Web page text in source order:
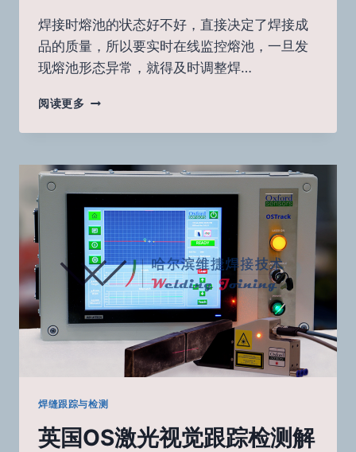
焊接时熔池的状态好不好，直接决定了焊接成
品的质量，所以要实时在线监控熔池，一旦发
现熔池形态异常，就得及时调整焊…
阅读更多 WJ-
高
熔
控
焊
接
相
机
焊缝跟踪与检测
英国OS激光视觉跟踪检测解